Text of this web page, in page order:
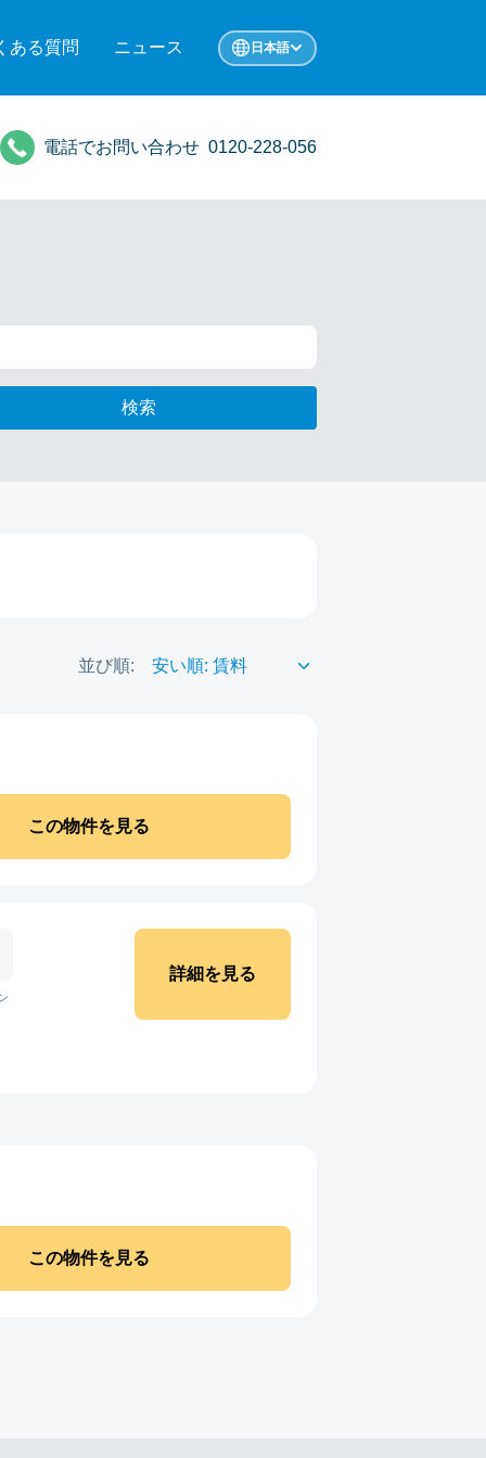
ある質問 ニュース 日本語
電話でお問い合わせ 0120-228-056
検索
並び順:
この物件を見る
詳細を見る
この物件を見る